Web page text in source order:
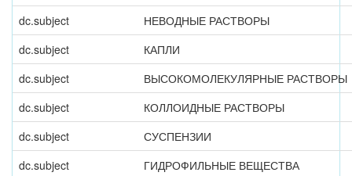
dc.subject
НЕВОДНЫЕ РАСТВОРЫ
dc.subject
КАПЛИ
dc.subject
ВЫСОКОМОЛЕКУЛЯРНЫЕ РАСТВОРЫ
dc.subject
КОЛЛОИДНЫЕ РАСТВОРЫ
dc.subject
СУСПЕНЗИИ
dc.subject
ГИДРОФИЛЬНЫЕ ВЕЩЕСТВА